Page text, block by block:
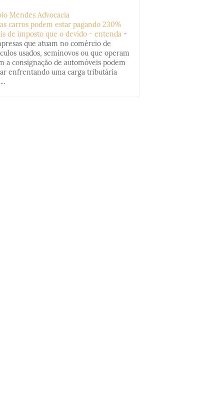
Mendes Advocacia
carros podem estar pagando 230%
de imposto que o devido - entenda -
que atuam no comércio de
usados, seminovos ou que operam
a consignação de automóveis podem
enfrentando uma carga tributária